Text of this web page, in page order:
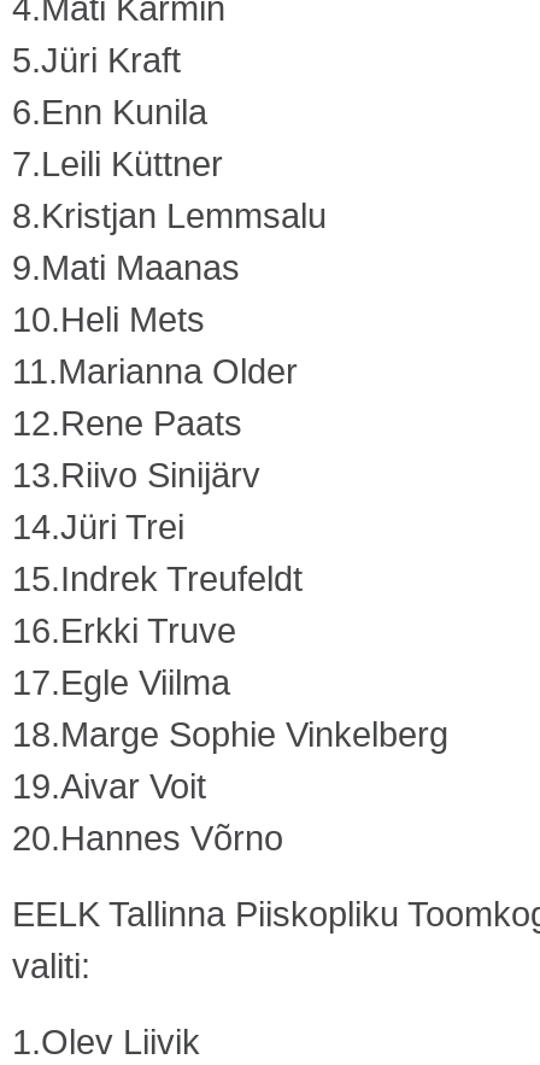
5.Jüri Kraft
6.Enn Kunila
7.Leili Küttner
8.Kristjan Lemmsalu
9.Mati Maanas
10.Heli Mets
11.Marianna Older
12.Rene Paats
13.Riivo Sinijärv
14.Jüri Trei
15.Indrek Treufeldt
16.Erkki Truve
17.Egle Viilma
18.Marge Sophie Vinkelberg
19.Aivar Voit
20.Hannes Võrno
EELK Tallinna Piiskopliku
valiti:
1.Olev Liivik